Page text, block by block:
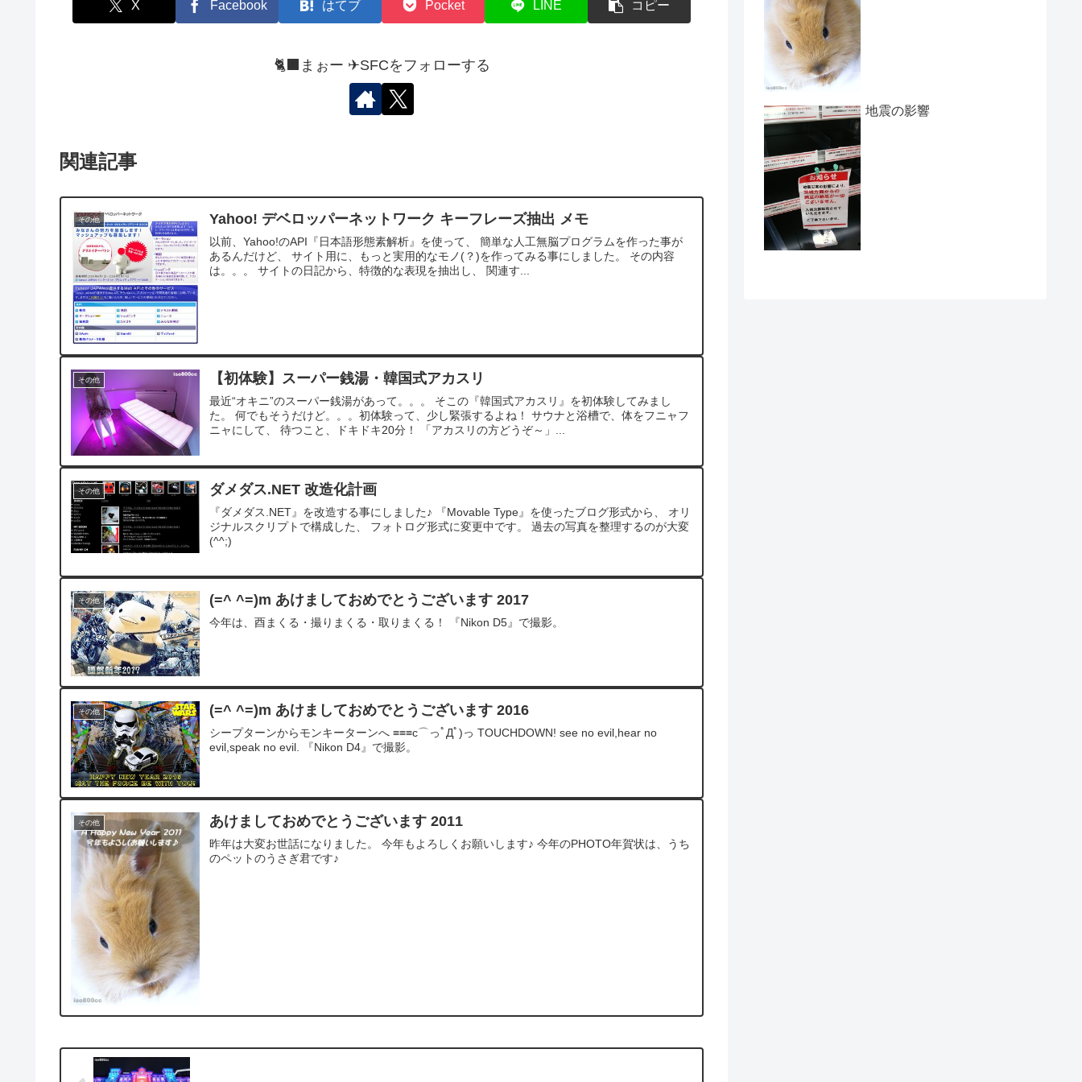
X Facebook はてブ Pocket LINE コピー
🐈‍⬛まぉー ✈︎SFCをフォローする
関連記事
その他 Yahoo! デベロッパーネットワーク キーフレーズ抽出 メモ
以前、Yahoo!のAPI『日本語形態素解析』を使って、 簡単な人工無脳プログラムを作った事が
あるんだけど、 サイト用に、もっと実用的なモノ(？)を作ってみる事にしました。 その内容
は。。。 サイトの日記から、特徴的な表現を抽出し、 関連す...
その他 【初体験】スーパー銭湯・韓国式アカスリ
最近“オキニ”のスーパー銭湯があって。。。 そこの『韓国式アカスリ』を初体験してみまし
た。 何でもそうだけど。。。初体験って、少し緊張するよね！ サウナと浴槽で、体をフニャフ
ニャにして、 待つこと、ドキドキ20分！ 「アカスリの方どうぞ～」...
その他 ダメダス.NET 改造化計画
『ダメダス.NET』を改造する事にしました♪ 『Movable Type』を使ったブログ形式から、 オリ
ジナルスクリプトで構成した、 フォトログ形式に変更中です。 過去の写真を整理するのが大変
(^^;)
その他 (=^ ^=)m あけましておめでとうございます 2017
今年は、酉まくる・撮りまくる・取りまくる！ 『Nikon D5』で撮影。
その他 (=^ ^=)m あけましておめでとうございます 2016
シープターンからモンキーターンへ ≡≡≡c⌒っﾟДﾟ)っ TOUCHDOWN! see no evil,hear no
evil,speak no evil. 『Nikon D4』で撮影。
その他 あけましておめでとうございます 2011
昨年は大変お世話になりました。 今年もよろしくお願いします♪ 今年のPHOTO年賀状は、うち
のペットのうさぎ君です♪
地震の影響